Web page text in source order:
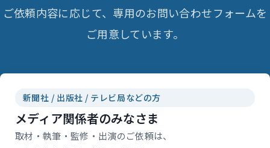
ご依頼内容に応じて、専用のお問い合わせフォームを
ご用意しています。
新聞社 / 出版社 / テレビ局などの方
メディア関係者のみなさま
取材・執筆・監修・出演のご依頼は、